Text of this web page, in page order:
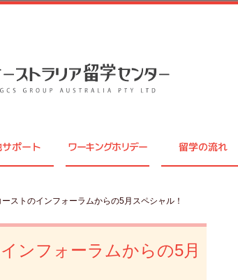
ポート ワーキングホリデー 留学の流れ
ストのインフォーラムからの5月スペシャル！
ンフォーラムからの5月